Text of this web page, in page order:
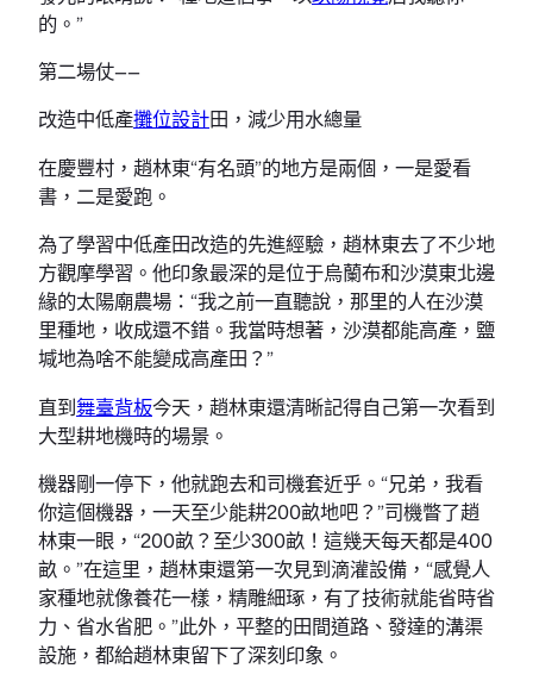
的。”
第二場仗——
改造中低產攤位設計田，減少用水總量
在慶豐村，趙林東“有名頭”的地方是兩個，一是愛看
書，二是愛跑。
為了學習中低產田改造的先進經驗，趙林東去了不少地
方觀摩學習。他印象最深的是位于烏蘭布和沙漠東北邊
緣的太陽廟農場：“我之前一直聽說，那里的人在沙漠
里種地，收成還不錯。我當時想著，沙漠都能高產，鹽
堿地為啥不能變成高產田？”
直到舞臺背板今天，趙林東還清晰記得自己第一次看到
大型耕地機時的場景。
機器剛一停下，他就跑去和司機套近乎。“兄弟，我看
你這個機器，一天至少能耕200畝地吧？”司機瞥了趙
林東一眼，“200畝？至少300畝！這幾天每天都是400
畝。”在這里，趙林東還第一次見到滴灌設備，“感覺人
家種地就像養花一樣，精雕細琢，有了技術就能省時省
力、省水省肥。”此外，平整的田間道路、發達的溝渠
設施，都給趙林東留下了深刻印象。